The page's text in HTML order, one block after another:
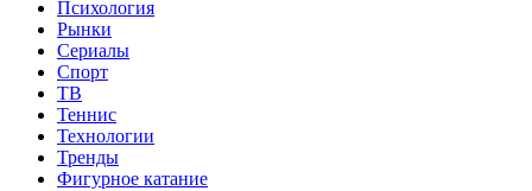
Психология
Рынки
Сериалы
Спорт
ТВ
Теннис
Технологии
Тренды
Фигурное катание